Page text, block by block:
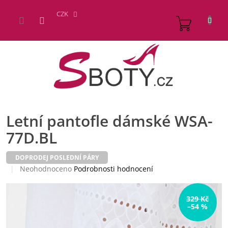
obsah
CZK
Letní pantofle dámské WSA-
77D.BL
DOPRODEJ POSLEDNÍ PÁRY
Průměrné
Neohodnoceno Podrobnosti hodnocení
329 Kč
–54 %